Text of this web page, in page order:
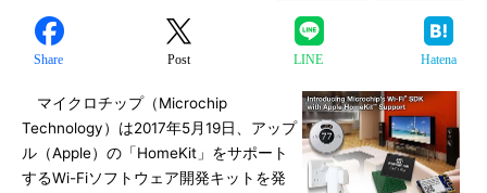
Share Post LINE Hatena
マイクロチップ（Microchip
Technology）は2017年5月19日、アップ
ル（Apple）の「HomeKit」をサポート
するWi-Fiソフトウェア開発キットを発